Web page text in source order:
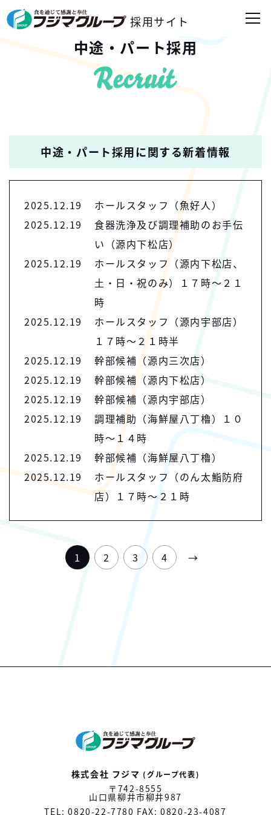
採用サイト
中途・パート採用
中途・パート採用に関する新着情報
2025.12.19
ホールスタッフ（魚好人）
2025.12.19
食器洗浄及び調理補助のお手伝
い（源内下松店）
2025.12.19
ホールスタッフ（源内下松店、
土・日・祝のみ）１７時～２１
時
2025.12.19
ホールスタッフ（源内宇部店）
１７時～２１時半
2025.12.19
幹部候補（源内三次店）
2025.12.19
幹部候補（源内下松店）
2025.12.19
幹部候補（源内宇部店）
2025.12.19
調理補助（海鮮屋八丁櫓）１０
時～１４時
2025.12.19
幹部候補（海鮮屋八丁櫓）
2025.12.19
ホールスタッフ（のん太鮨防府
店）１７時～２１時
1 2 3 4 →
株式会社 フジマ (グループ代表)
〒742-8555
山口県柳井市柳井987
TEL: 0820-22-7780 FAX: 0820-23-4087